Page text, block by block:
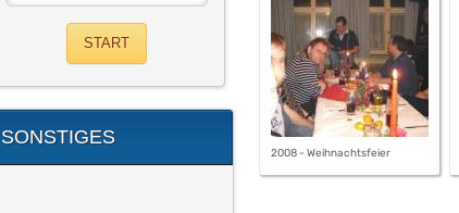
SONSTIGES
2008 - Weihnachtsfeier